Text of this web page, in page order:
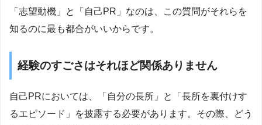
「志望動機」と「自己PR」なのは、この質問がそれらを
知るのに最も都合がいいからです。
経験のすごさはそれほど関係ありません
自己PRにおいては、「自分の長所」と「長所を裏付けす
るエピソード」を披露する必要があります。その際、どう